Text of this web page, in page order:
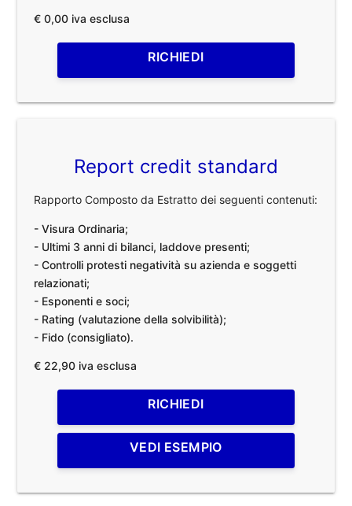
€ 0,00 iva esclusa
RICHIEDI
Report credit standard
Rapporto Composto da Estratto dei seguenti contenuti:
- Visura Ordinaria;
- Ultimi 3 anni di bilanci, laddove presenti;
- Controlli protesti negatività su azienda e soggetti
relazionati;
- Esponenti e soci;
- Rating (valutazione della solvibilità);
- Fido (consigliato).
€ 22,90 iva esclusa
RICHIEDI
VEDI ESEMPIO